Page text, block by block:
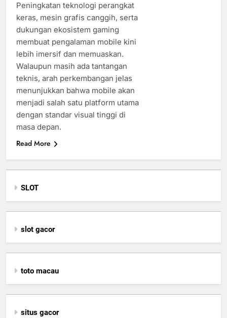
Peningkatan teknologi perangkat
keras, mesin grafis canggih, serta
dukungan ekosistem gaming
membuat pengalaman mobile kini
lebih imersif dan memuaskan.
Walaupun masih ada tantangan
teknis, arah perkembangan jelas
menunjukkan bahwa mobile akan
menjadi salah satu platform utama
dengan standar visual tinggi di
masa depan.
Read More
SLOT
slot gacor
toto macau
situs gacor